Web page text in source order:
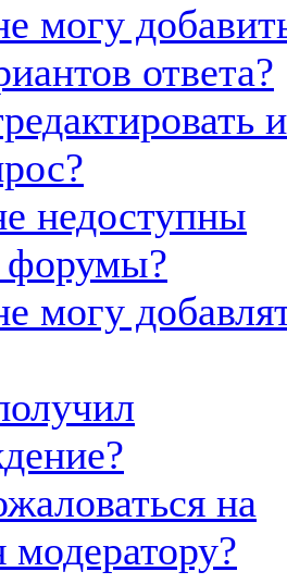
могу
ответа?
недоступны
форумы?
могу
на